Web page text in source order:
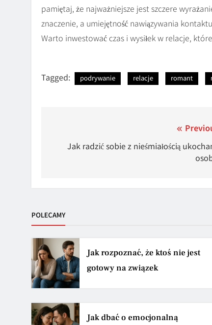
pamiętaj, że najważniejsze jest szczere
znaczenie, a umiejętność nawiązywania
Warto inwestować czas i wysiłek w relacje,
Tagged: podrywanie relacje romant
wpisu
Jak radzić sobie z nieśmiałością
POLECAMY
Jak rozpoznać, że ktoś nie jest
gotowy na związek
Jak dbać o emocjonalną